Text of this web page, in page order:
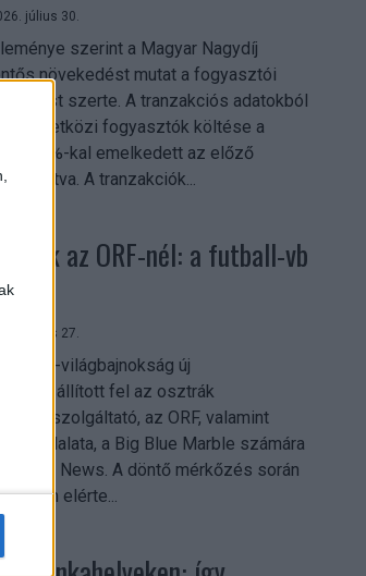
július 30.
szerint a Magyar Nagydíj
növekedést mutat a fogyasztói
szerte. A tranzakciós adatokból
nemzetközi fogyasztók költése a
26%-kal emelkedett az előző
A tranzakciók...
az ORF-nél: a futball-vb
július 27.
világbajnokság új
állított fel az osztrák
az ORF, valamint
a Big Blue Marble számára
TV News. A döntő mérkőzés során
elérte...